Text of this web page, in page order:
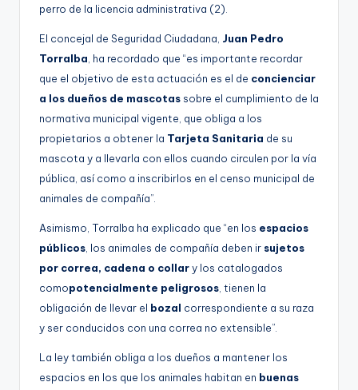
perro de la licencia administrativa (2).
El concejal de Seguridad Ciudadana, Juan Pedro
Torralba , ha recordado que “es importante recordar
que el objetivo de esta actuación es el de concienciar
a los dueños de mascotas sobre el cumplimiento de la
normativa municipal vigente, que obliga a los
propietarios a obtener la Tarjeta Sanitaria de su
mascota y a llevarla con ellos cuando circulen por la vía
pública, así como a inscribirlos en el censo municipal de
animales de compañía”.
Asimismo, Torralba ha explicado que “en los espacios
públicos , los animales de compañía deben ir sujetos
por correa, cadena o collary los catalogados
comopotencialmente peligrosos , tienen la
obligación de llevar el bozal correspondiente a su raza
y ser conducidos con una correa no extensible”.
La ley también obliga a los dueños a mantener los
espacios en los que los animales habitan en buenas